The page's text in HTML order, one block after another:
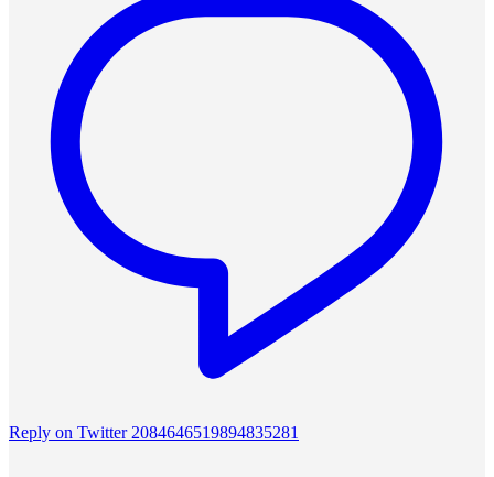
Reply on Twitter 2084646519894835281